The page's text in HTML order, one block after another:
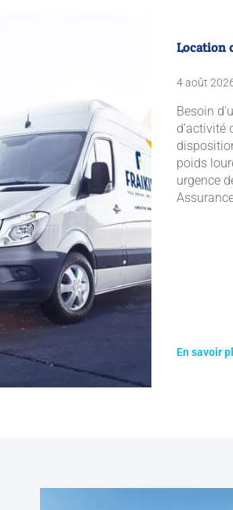
Location
4 août
Besoin
d'activité
poids
urgence
En savoir